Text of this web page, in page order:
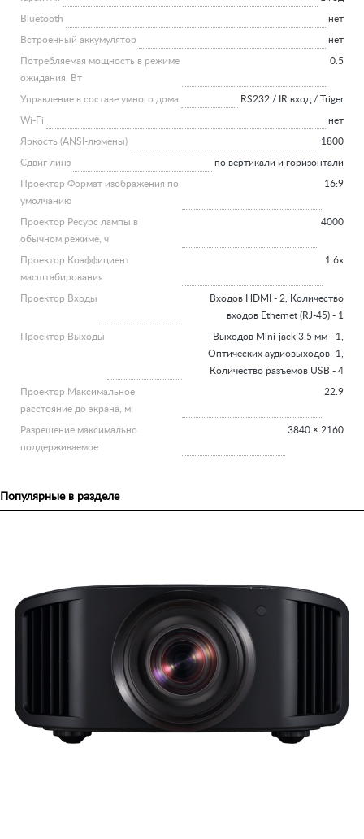
Bluetooth нет
Встроенный аккумулятор нет
Потребляемая мощность в режиме
ожидания, Вт
0.5
Управление в составе умного дома RS232 / IR вход / Triger
Wi-Fi нет
Яркость (ANSI-люмены) 1800
Сдвиг линз по вертикали и горизонтали
Проектор Формат изображения по
умолчанию
16:9
Проектор Ресурс лампы в
обычном режиме, ч
4000
Проектор Коэффициент
масштабирования
1.6x
Проектор Входы
Входов HDMI - 2, Количество
входов Ethernet (RJ-45) - 1
Проектор Выходы
Выходов Mini-jack 3.5 мм - 1,
Оптических аудиовыходов -1,
Количество разъемов USB - 4
Проектор Максимальное
расстояние до экрана, м
22.9
Разрешение максимально
поддерживаемое
3840 × 2160
Популярные в разделе